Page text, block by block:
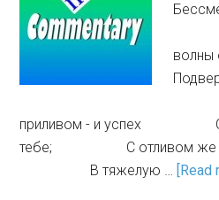
приливом - и успех С
тебе; С отливом же все
В тяжелую … [Read